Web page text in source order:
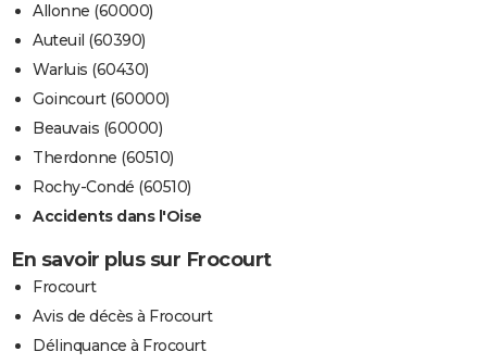
Allonne (60000)
Auteuil (60390)
Warluis (60430)
Goincourt (60000)
Beauvais (60000)
Therdonne (60510)
Rochy-Condé (60510)
Accidents dans l'Oise
En savoir plus sur Frocourt
Frocourt
Avis de décès à Frocourt
Délinquance à Frocourt